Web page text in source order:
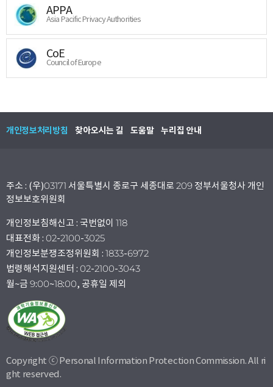
APPA
Asia Pacific Privacy Authorities
CoE
Council of Europe
개인정보처리방침 찾아오시는 길 도움말 누리집 안내
주소 : (우)03171 서울특별시 종로구 세종대로 209 정부서울청사 개인
정보보호위원회
개인정보침해신고 : 국번없이 118
대표전화 : 02-2100-3025
개인정보분쟁조정위원회 : 1833-6972
법령해석지원센터 : 02-2100-3043
월~금 9:00~18:00, 공휴일 제외
Copyright ⓒ Personal Information Protection Commission. All ri
ght reserved.